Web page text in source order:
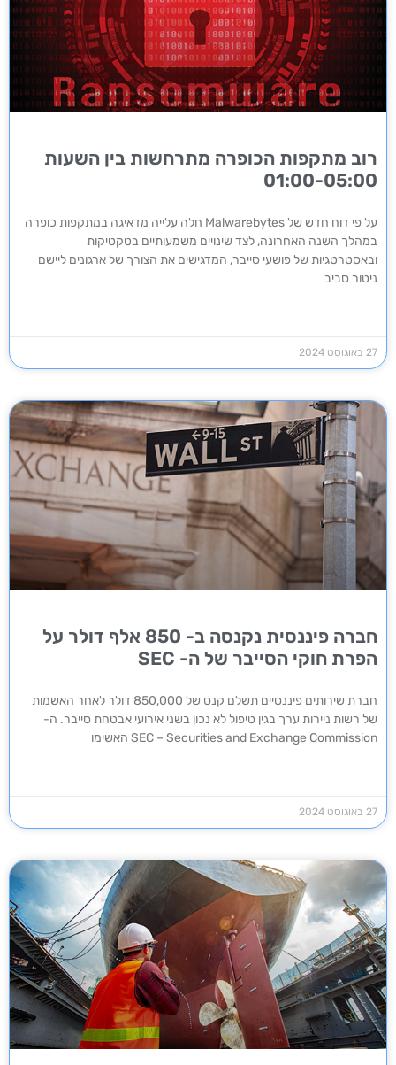
רוב מתקפות הכופרה מתרחשות בין השעות
01:00-05:00
על פי דוח חדש של Malwarebytes חלה עלייה מדאיגה במתקפות כופרה
במהלך השנה האחרונה, לצד שינויים משמעותיים בטקטיקות
ובאסטרטגיות של פושעי סייבר, המדגישים את הצורך של ארגונים ליישם
ניטור סביב
27 באוגוסט 2024
חברה פיננסית נקנסה ב- 850 אלף דולר על
הפרת חוקי הסייבר של ה- SEC
חברת שירותים פיננסיים תשלם קנס של 850,000 דולר לאחר האשמות
של רשות ניירות ערך בגין טיפול לא נכון בשני אירועי אבטחת סייבר. ה-
SEC – Securities and Exchange Commission האשימו
27 באוגוסט 2024